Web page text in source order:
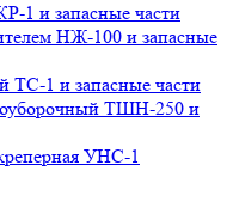
1 и запасные части
НЖ-100 и запасные
ТС-1 и запасные части
ТШН-250 и
УНС-1